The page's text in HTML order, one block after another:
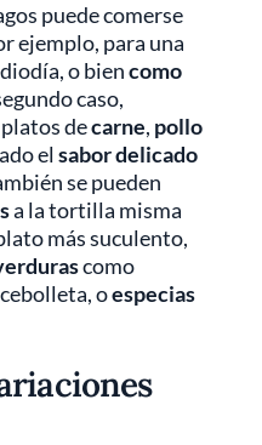
puede comerse
ejemplo, para una
o biencomo
caso,
decarne, pollo
el sabor delicado
se pueden
a la tortilla misma
más suculento,
como
oespecias